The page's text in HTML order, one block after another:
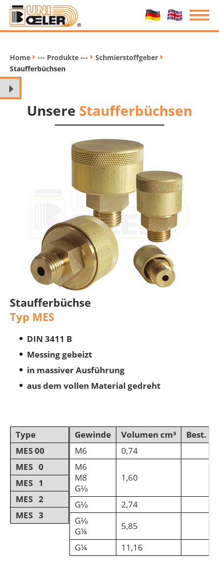
Home / --- Produkte --- / Schmierstoffgeber /
Staufferbüchsen
Unsere Staufferbüchsen
Staufferbüchse
Typ MES
DIN 3411 B
Messing gebeizt
in massiver Ausführung
aus dem vollen Material gedreht
Gewinde Volumen cm³
Best.
M6
0,74
M6
M8
G⅛
1,60
G⅛
2,74
G⅛
G¼
5,85
G¼
11,16
Type
MES 00
MES 0
MES 1
MES 2
MES 3